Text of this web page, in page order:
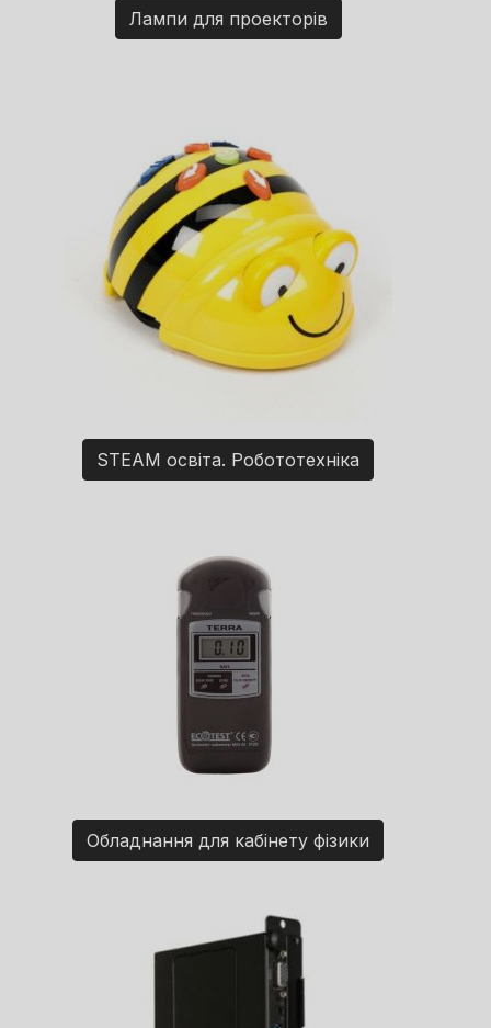
Лампи для проекторів
STEAM освіта. Робототехніка
Обладнання для кабінету фізики